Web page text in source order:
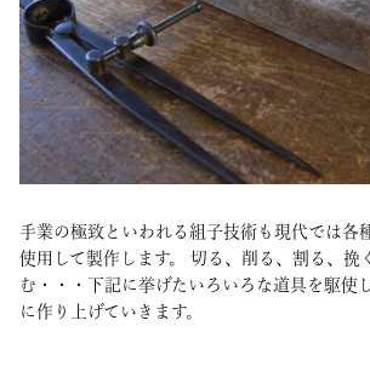
手業の極致といわれる組子技術も現代では各
使用して製作します。 切る、削る、割る、挽
む・・・下記に挙げたいろいろな道具を駆使
に作り上げていきます。